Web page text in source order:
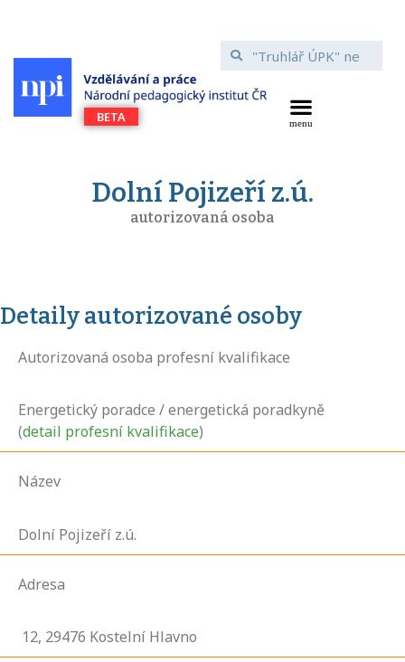
Dolní Pojizeří z.ú.
autorizovaná osoba
Detaily autorizované osoby
Autorizovaná osoba profesní kvalifikace
Energetický poradce / energetická poradkyně
(detail profesní kvalifikace)
Název
Dolní Pojizeří z.ú.
Adresa
12, 29476 Kostelní Hlavno